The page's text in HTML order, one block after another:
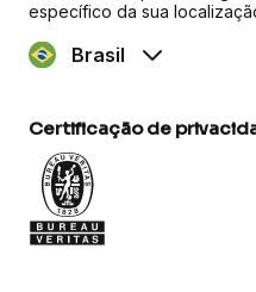
específico da sua
Brasil
Certificação de